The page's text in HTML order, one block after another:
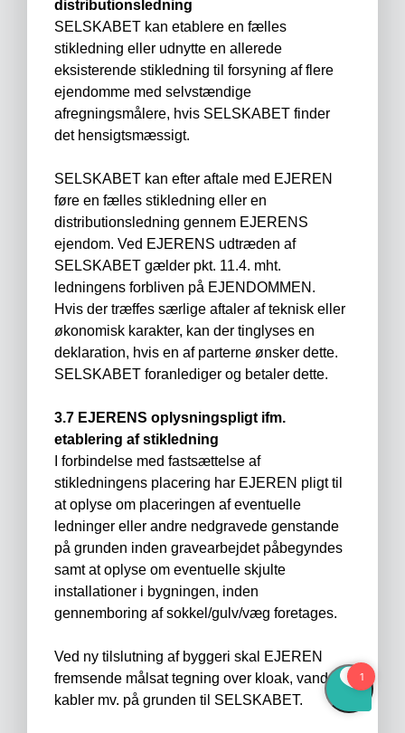
distributionsledning
SELSKABET kan etablere en fælles
stikledning eller udnytte en allerede
eksisterende stikledning til forsyning af flere
ejendomme med selvstændige
afregningsmålere, hvis SELSKABET finder
det hensigtsmæssigt.
SELSKABET kan efter aftale med EJEREN
føre en fælles stikledning eller en
distributionsledning gennem EJERENS
ejendom. Ved EJERENS udtræden af
SELSKABET gælder pkt. 11.4. mht.
ledningens forbliven på EJENDOMMEN.
Hvis der træffes særlige aftaler af teknisk eller
økonomisk karakter, kan der tinglyses en
deklaration, hvis en af parterne ønsker dette.
SELSKABET foranlediger og betaler dette.
3.7 EJERENS oplysningspligt ifm.
etablering af stikledning
I forbindelse med fastsættelse af
stikledningens placering har EJEREN pligt til
at oplyse om placeringen af eventuelle
ledninger eller andre nedgravede genstande
på grunden inden gravearbejdet påbegyndes
samt at oplyse om eventuelle skjulte
installationer i bygningen, inden
gennemboring af sokkel/gulv/væg foretages.
Ved ny tilslutning af byggeri skal EJEREN
fremsende målsat tegning over kloak, vand,
kabler mv. på grunden til SELSKABET.